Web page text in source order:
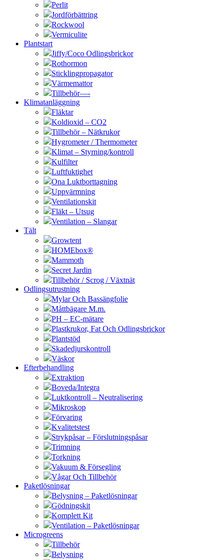
Perlit
Jordförbättring
Rockwool
Vermiculite
Plantstart
Jiffy/Coco Odlingsbrickor
Rothormon
Sticklingpropagator
Värmemattor
Tillbehör—-
Klimatanläggning
Fläktar
Koldioxid – CO2
Tillbehör – Nätkrukor
Hygrometer / Thermometer
Klimat – Styrning/kontroll
Kulfilter
Luftfuktighet
Ona Luktborttagning
Uppvärmning
Ventilationskit
Fläkt – Utsug
Ventilation – Slangar
Tält
Growtent
HOMEbox®
Mammoth
Secret Jardin
Tillbehör / Scrog / Växtnät
Odlingsutrustning
Mylar Och Bassängfolie
Måttbägare M.m.
PH – EC-mätare
Plastkrukor, Fat Och Odlingsbrickor
Plantstöd
Skadedjurskontroll
Väskor
Efterbehandling
Extraktion
Boveda/Integra
Luktkontroll – Neutralisering
Mikroskop
Förvaring
Kvalitetstest
Strykpåsar – Förslutningspåsar
Trimning
Torkning
Vakuum & Försegling
Vågar Och Tillbehör
Paketlösningar
Belysning – Paketlösningar
Gödningskit
Komplett Kit
Ventilation – Paketlösningar
Microgreens
Tillbehör
Belysning